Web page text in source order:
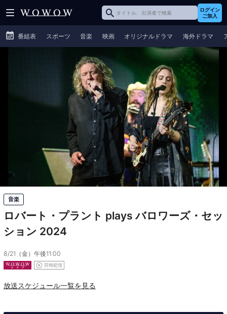
ログイン
ご加入
番組表 スポーツ 音楽 映画 オリジナルドラマ 海外ドラマ
音楽
ロバート・プラント plays バロワーズ・セッ
ション 2024
8/21（金）午後11:00
放送スケジュール一覧を見る